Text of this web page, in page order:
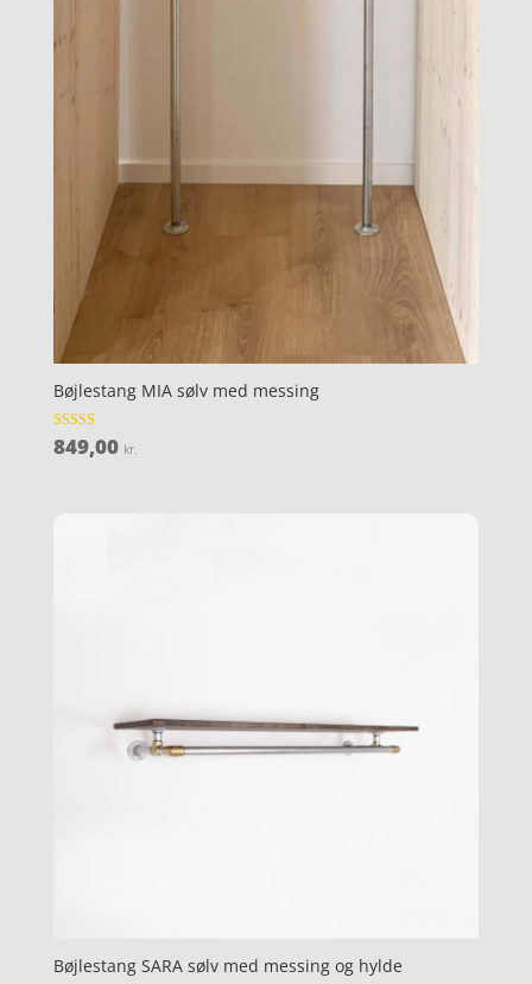
Bøjlestang MIA sølv med messing
Vurderet
3.6
849,00 kr.
Bøjlestang SARA sølv med messing og hylde